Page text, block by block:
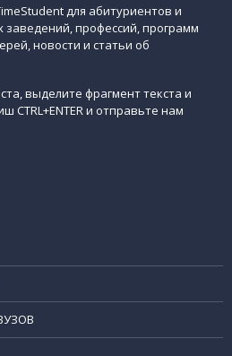
для абитуриентов и
заведений, профессий, программ
новости и статьи об
выделите фрагмент текста и
и отправьте нам